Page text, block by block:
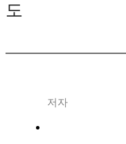
도
저자